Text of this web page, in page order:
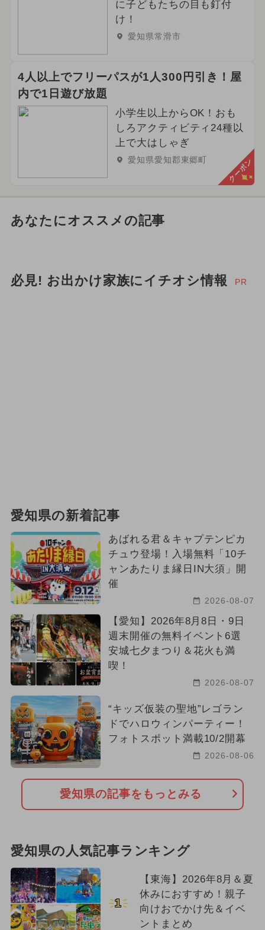
に子どもたちの目も釘付
け！
愛知県常滑市
4人以上でフリーパスが1人300円引き！屋
内で1日遊び放題
小学生以上からOK！おも
しろアクティビティ24種以
上で大はしゃぎ
愛知県愛知郡東郷町 クーポン
あなたにオススメの記事
必見! お出かけ家族にイチオシ情報 PR
愛知県の新着記事
あばれる君＆キャプテンピカ
チュウ登場！入場無料「10チ
ャンあたりま縁日IN大須」開
催
2026-08-07
【愛知】2026年8月8日・9日
週末開催の無料イベント6選
安城七夕まつり＆花火も満
喫！
2026-08-07
“キッズ仮装の聖地”レゴラン
ドでハロウィンパーティー！
フォトスポット満載10/2開幕
2026-08-06
愛知県の記事をもっとみる
愛知県の人気記事ランキング
1
【東海】2026年8月＆夏
休みにおすすめ！親子
向けおでかけ先＆イベ
ントまとめ